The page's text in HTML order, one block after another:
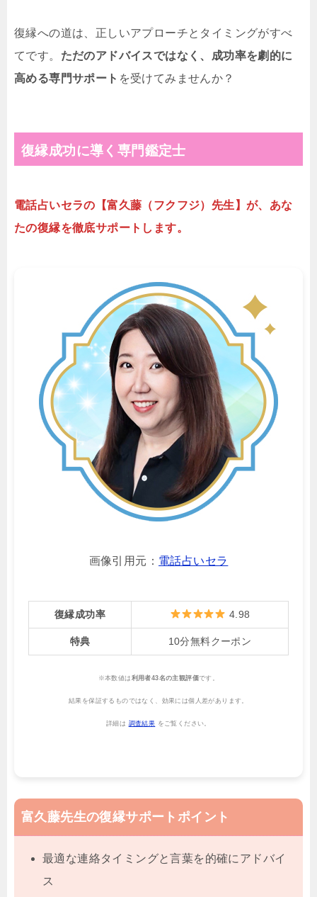
復縁への道は、正しいアプローチとタイミングがすべ
てです。 ただのアドバイスではなく、成功率を劇的に
高める専門サポート を受けてみませんか？
復縁成功に導く専門鑑定士
電話占いセラの【富久藤（フクフジ）先生】が、あな
たの復縁を徹底サポートします。
画像引用元： 電話占いセラ
復縁成功率 4.98
特典 10分無料クーポン
※本数値は 利用者43名の主観評価です。
結果を保証するものではなく、効果には個人差があります。
詳細は 調査結果 をご覧ください。
富久藤先生の復縁サポートポイント
最適な連絡タイミングと言葉を的確にアドバイ
ス